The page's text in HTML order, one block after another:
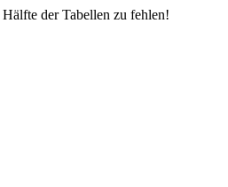
der Tabellen zu fehlen!